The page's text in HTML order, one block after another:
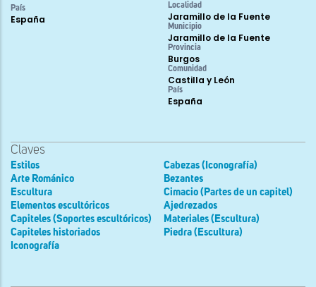
País
España
Localidad
Jaramillo de la Fuente
Municipio
Jaramillo de la Fuente
Provincia
Burgos
Comunidad
Castilla y León
País
España
Claves
Estilos
Arte Románico
Escultura
Elementos escultóricos
Capiteles (Soportes escultóricos)
Capiteles historiados
Iconografía
Cabezas (Iconografía)
Bezantes
Cimacio (Partes de un capitel)
Ajedrezados
Materiales (Escultura)
Piedra (Escultura)